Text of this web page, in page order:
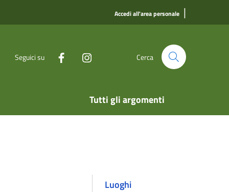
Accedi all'area personale |
Seguici su Cerca
Tutti gli argomenti
Luoghi